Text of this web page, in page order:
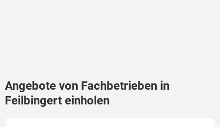
Angebote von Fachbetrieben in
Feilbingert einholen